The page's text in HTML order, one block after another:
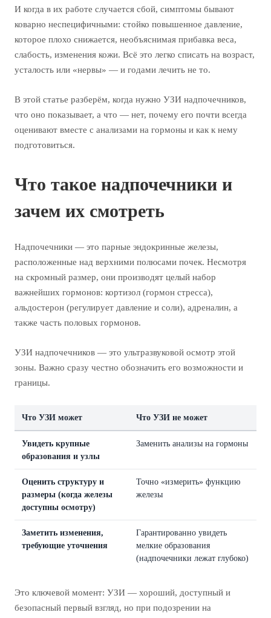
И когда в их работе случается сбой, симптомы бывают
коварно неспецифичными: стойко повышенное давление,
которое плохо снижается, необъяснимая прибавка веса,
слабость, изменения кожи. Всё это легко списать на возраст,
усталость или «нервы» — и годами лечить не то.
В этой статье разберём, когда нужно УЗИ надпочечников,
что оно показывает, а что — нет, почему его почти всегда
оценивают вместе с анализами на гормоны и как к нему
подготовиться.
Что такое надпочечники и
зачем их смотреть
Надпочечники — это парные эндокринные железы,
расположенные над верхними полюсами почек. Несмотря
на скромный размер, они производят целый набор
важнейших гормонов: кортизол (гормон стресса),
альдостерон (регулирует давление и соли), адреналин, а
также часть половых гормонов.
УЗИ надпочечников — это ультразвуковой осмотр этой
зоны. Важно сразу честно обозначить его возможности и
границы.
Что УЗИ может Что УЗИ не может
Увидеть крупные
образования и узлы
Заменить анализы на гормоны
Оценить структуру и
размеры (когда железы
доступны осмотру)
Точно «измерить» функцию
железы
Заметить изменения,
требующие уточнения
Гарантированно увидеть
мелкие образования
(надпочечники лежат глубоко)
Это ключевой момент: УЗИ — хороший, доступный и
безопасный первый взгляд, но при подозрении на